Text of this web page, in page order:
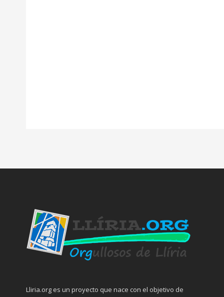
Lliria.org es un proyecto que nace con el objetivo de